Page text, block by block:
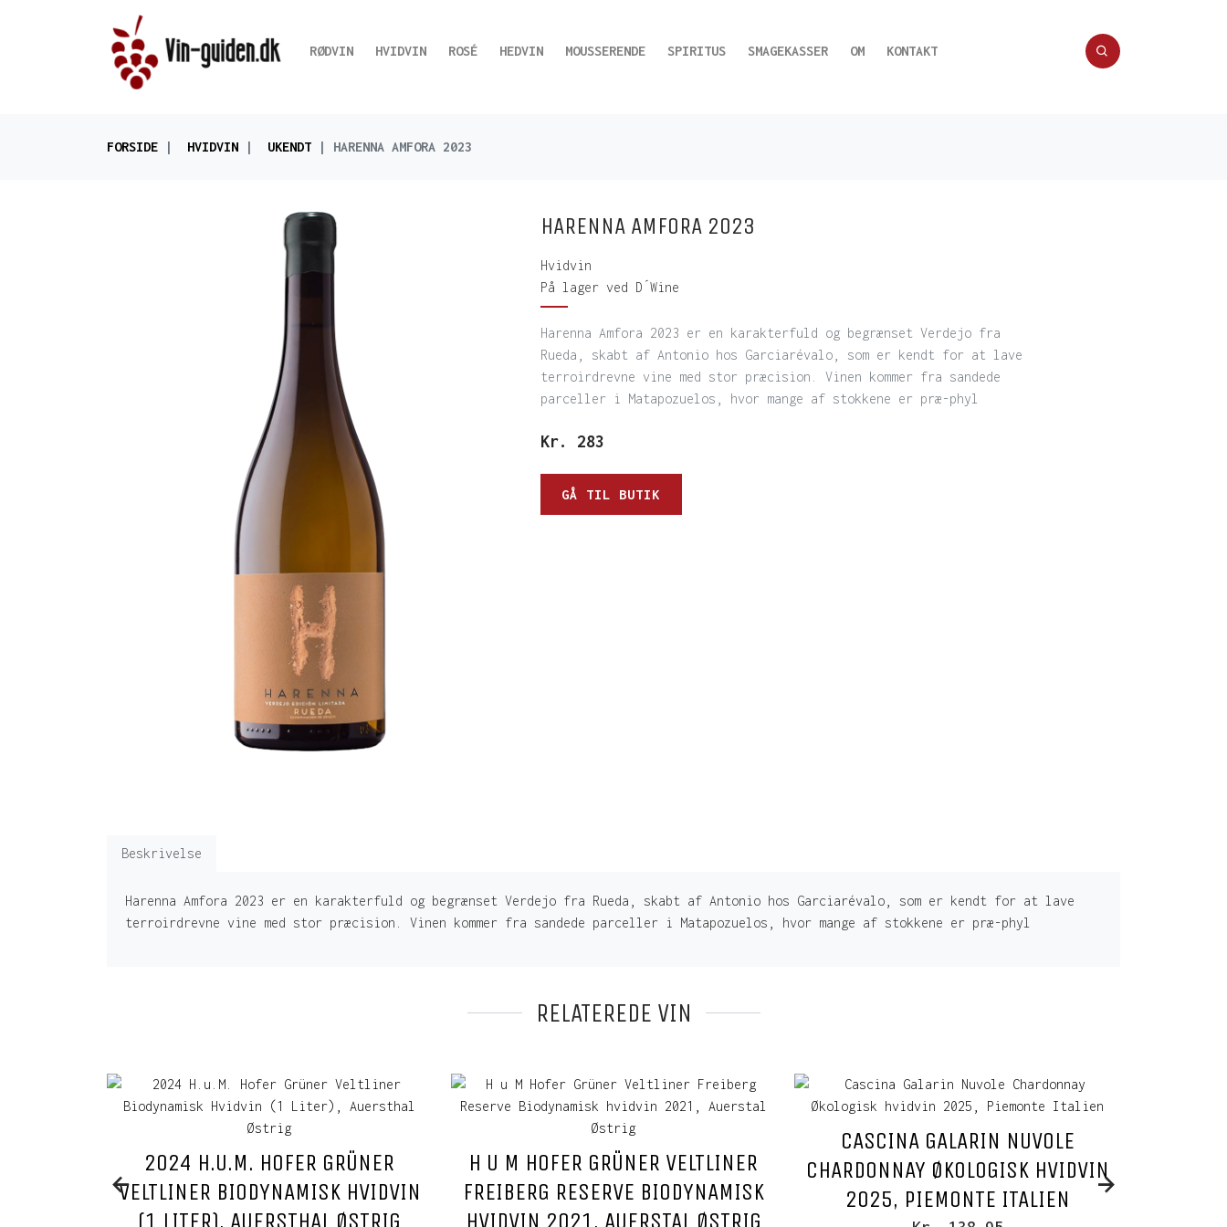
RØDVIN HVIDVIN ROSÉ HEDVIN MOUSSERENDE SPIRITUS SMAGEKASSER OM KONTAKT
FORSIDE HVIDVIN UKENDT HARENNA AMFORA 2023
HARENNA AMFORA 2023
Hvidvin
På lager ved D´Wine
Harenna Amfora 2023 er en karakterfuld og begrænset Verdejo fra
Rueda, skabt af Antonio hos Garciarévalo, som er kendt for at lave
terroirdrevne vine med stor præcision. Vinen kommer fra sandede
parceller i Matapozuelos, hvor mange af stokkene er præ-phyl
Kr. 283
GÅ TIL BUTIK
Beskrivelse
Harenna Amfora 2023 er en karakterfuld og begrænset Verdejo fra Rueda, skabt af Antonio hos Garciarévalo, som er kendt for at lave
terroirdrevne vine med stor præcision. Vinen kommer fra sandede parceller i Matapozuelos, hvor mange af stokkene er præ-phyl
RELATEREDE VIN
2024 H.U.M. HOFER GRÜNER
VELTLINER BIODYNAMISK HVIDVIN
H U M HOFER GRÜNER VELTLINER
FREIBERG RESERVE BIODYNAMISK
CASCINA GALARIN NUVOLE
CHARDONNAY ØKOLOGISK HVIDVIN
2025, PIEMONTE ITALIEN